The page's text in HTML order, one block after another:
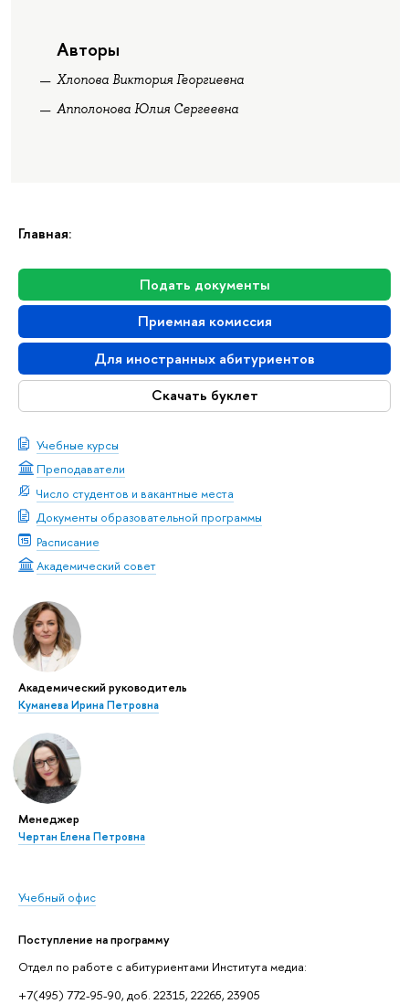
Главная:
Подать документы
Приемная комиссия
Для иностранных абитуриентов
Скачать буклет
Учебные курсы
Преподаватели
Число студентов и вакантные места
Документы образовательной программы
Расписание
Академический совет
Академический руководитель
Куманева Ирина Петровна
Менеджер
Чертан Елена Петровна
Учебный офис
Поступление на программу
Отдел по работе с абитуриентами Института медиа:
+7(495) 772-95-90, доб. 22315, 22265, 23905
Авторы
Хлопова Виктория Георгиевна
Апполонова Юлия Сергеевна